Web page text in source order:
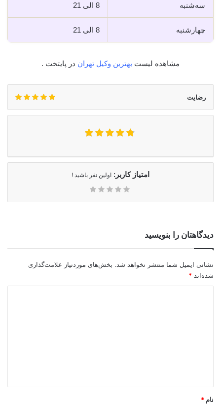
سه‌شنبه 8 الی 21
چهارشنبه 8 الی 21
مشاهده لیست بهترین وکیل تهران در پایتخت .
رضایت
امتیاز کاربر: اولین نفر باشید !
دیدگاهتان را بنویسید
نشانی ایمیل شما منتشر نخواهد شد. بخش‌های موردنیاز علامت‌گذاری
شده‌اند *
نام *